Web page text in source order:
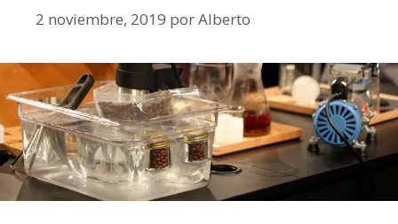
2 noviembre, 2019 porAlberto